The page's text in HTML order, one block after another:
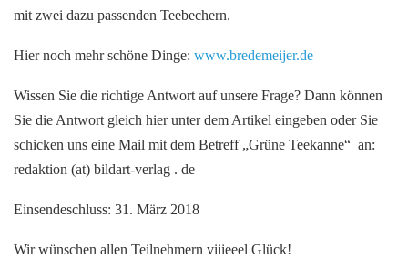
mit zwei dazu passenden Teebechern.
Hier noch mehr schöne Dinge: www.bredemeijer.de
Wissen Sie die richtige Antwort auf unsere Frage? Dann können
Sie die Antwort gleich hier unter dem Artikel eingeben oder Sie
schicken uns eine Mail mit dem Betreff „Grüne Teekanne“ an:
redaktion (at) bildart-verlag . de
Einsendeschluss: 31. März 2018
Wir wünschen allen Teilnehmern viiieeel Glück!